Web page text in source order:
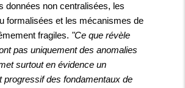
données non centralisées, les
formalisées et les mécanismes de
fragiles. "Ce que révèle
pas uniquement des anomalies
surtout en évidence un
progressif des fondamentaux de